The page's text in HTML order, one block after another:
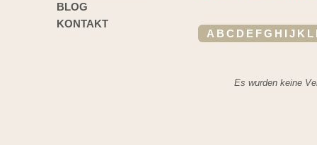
BLOG
KONTAKT
A B C D E FG H I J K L
Es wurden keine